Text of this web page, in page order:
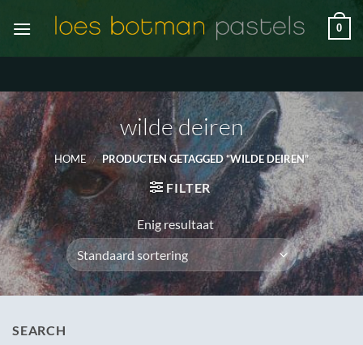
naar
0
wilde deiren
HOME / PRODUCTEN GETAGGED “WILDE DEIREN”
FILTER
Enig resultaat
SEARCH